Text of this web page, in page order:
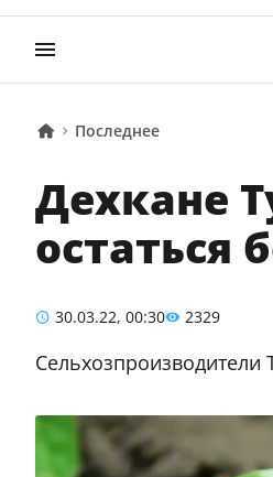
Последнее
Дехкане
остаться
30.03.22, 00:30 2329
Сельхозпроизводители